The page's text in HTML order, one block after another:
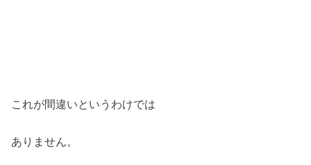
これが間違いというわけでは
ありません。